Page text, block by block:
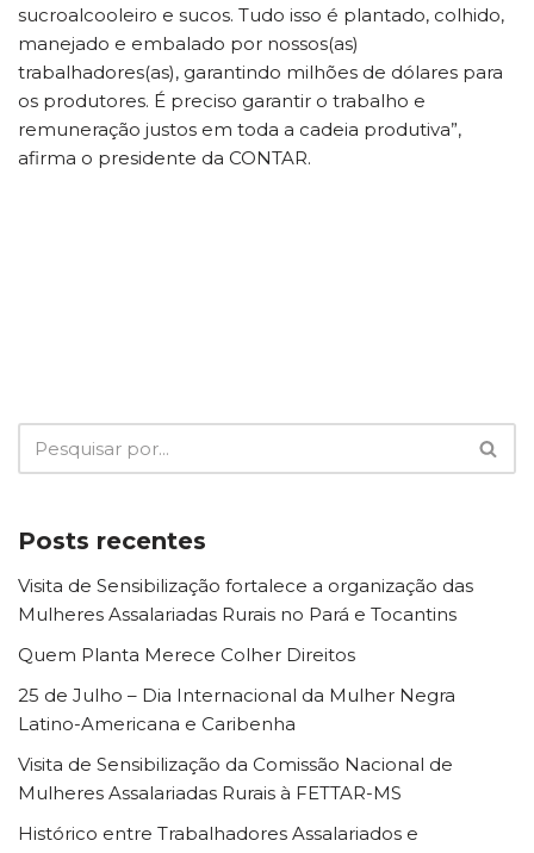
sucroalcooleiro e sucos​. Tudo isso é plantado, colhido,
manejado e embalado por nossos(as)
trabalhadores(as), garantindo milhões de dólares para
os produtores. É preciso garantir o trabalho e
remuneração justos em toda a cadeia produtiva”,
afirma o presidente da CONTAR.
Posts recentes
Visita de Sensibilização fortalece a organização das
Mulheres Assalariadas Rurais no Pará e Tocantins
Quem Planta Merece Colher Direitos
25 de Julho – Dia Internacional da Mulher Negra
Latino-Americana e Caribenha
Visita de Sensibilização da Comissão Nacional de
Mulheres Assalariadas Rurais à FETTAR-MS
Histórico entre Trabalhadores Assalariados e